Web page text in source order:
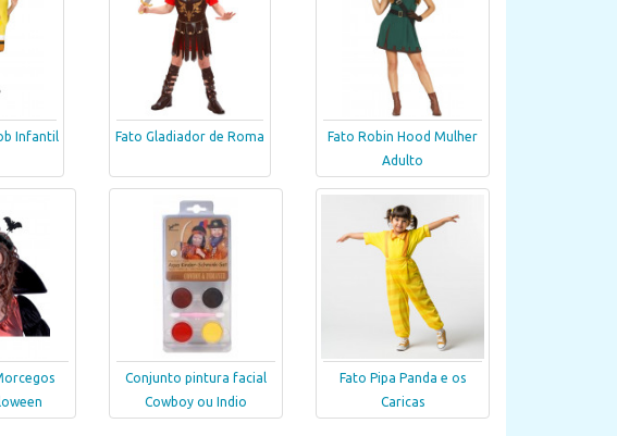
Infantil Fato Gladiador de Roma
Fato Robin Hood Mulher
Adulto
Conjunto pintura facial
Cowboy ou Indio
Fato Pipa Panda e os
Caricas